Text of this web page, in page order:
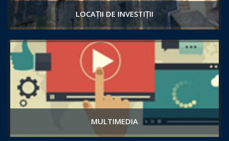
LOCAȚII DE INVESTIȚII
MULTIMEDIA